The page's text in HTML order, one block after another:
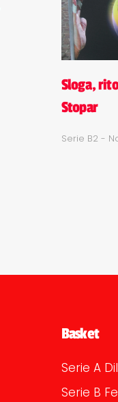
Sloga,
Stopar
Serie B2 -
Basket
Serie A
Serie B